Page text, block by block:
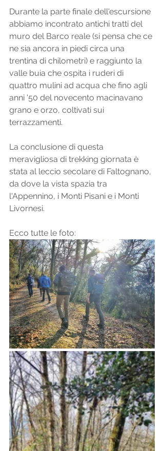
Durante la parte finale dell'escursione
abbiamo incontrato antichi tratti del
muro del Barco reale (si pensa che ce
ne sia ancora in piedi circa una
trentina di chilometri) e raggiunto la
valle buia che ospita i ruderi di
quattro mulini ad acqua che fino agli
anni '50 del novecento macinavano
grano e orzo, coltivati sui
terrazzamenti.
La conclusione di questa
meravigliosa di trekking giornata è
stata al leccio secolare di Faltognano,
da dove la vista spazia tra
l'Appennino, i Monti Pisani e i Monti
Livornesi.
Ecco tutte le foto: